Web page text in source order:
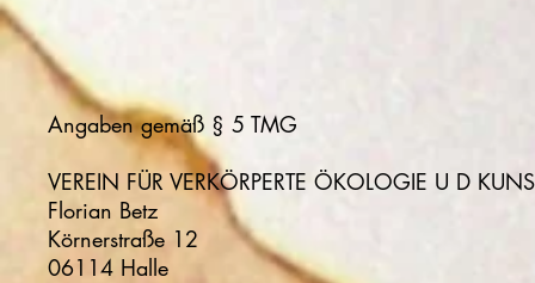
Angaben gemäß § 5 TMG
VEREIN FÜR VERKÖRPERTE ÖKOLOGIE U D
Florian Betz
Körnerstraße 12
06114 Halle